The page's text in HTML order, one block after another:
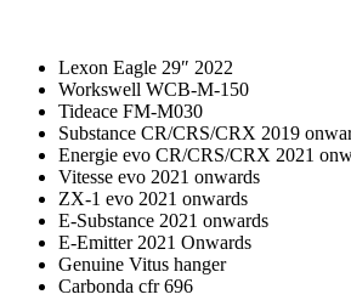
Lexon Eagle 29″ 2022
Workswell WCB-M-150
Tideace FM-M030
Substance CR/CRS/CRX 2019
Energie evo CR/CRS/CRX 2021
Vitesse evo 2021 onwards
ZX-1 evo 2021 onwards
E-Substance 2021 onwards
E-Emitter 2021 Onwards
Genuine Vitus hanger
Carbonda cfr 696